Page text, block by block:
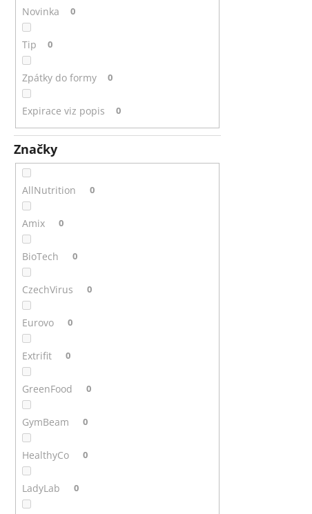
Novinka 0
Tip 0
Zpátky do formy 0
Expirace viz popis 0
Značky
AllNutrition 0
Amix 0
BioTech 0
CzechVirus 0
Eurovo 0
Extrifit 0
GreenFood 0
GymBeam 0
HealthyCo 0
LadyLab 0